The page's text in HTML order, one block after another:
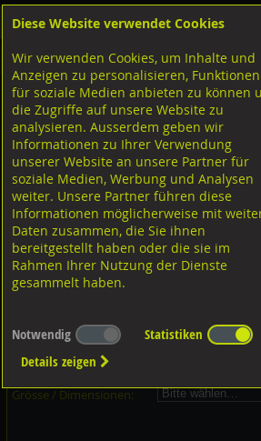
Shop Schrauben Gewindestangen-Stifte-Federnde
Gewindestangen, DIN975 4.6 verzinkt
Dieser Artikel ist in 43 Grössen erhältlich - Bitte
Artikel-Nr.:
Verpackungs-Einheit:
Grösse / Dimensionen:
Diese Website verwendet Cookies
Wir verwenden Cookies, um Inhalte und
Anzeigen zu personalisieren, Funktionen
für soziale Medien anbieten zu können
die Zugriffe auf unsere Website zu
analysieren. Ausserdem geben wir
Informationen zu Ihrer Verwendung
unserer Website an unsere Partner für
soziale Medien, Werbung und Analysen
weiter. Unsere Partner führen diese
Informationen möglicherweise mit
Daten zusammen, die Sie ihnen
bereitgestellt haben oder die sie im
Rahmen Ihrer Nutzung der Dienste
gesammelt haben.
Notwendig Statistiken
Details zeigen